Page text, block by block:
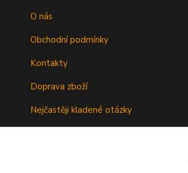
O nás
Obchodní podmínky
Kontakty
Doprava zboží
Nejčastěji kladené otázky